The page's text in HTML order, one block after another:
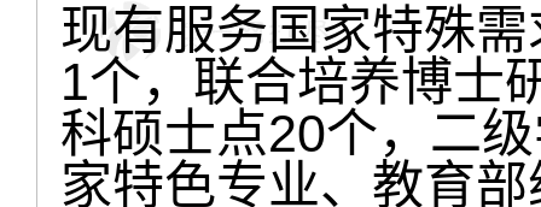
现有服务国家特殊
1个，联合培养博士
科硕士点20个，二
家特色专业、教育